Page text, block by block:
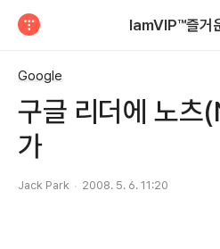
IamVIP™즐거
Google
구글 리더에 노
가
Jack Park 2008. 5. 6. 11:20